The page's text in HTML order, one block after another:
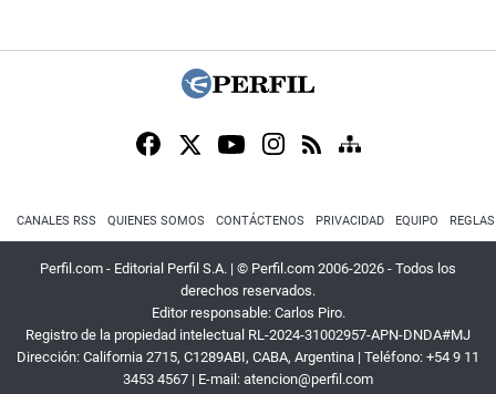
CANALES RSS QUIENES SOMOS CONTÁCTENOS PRIVACIDAD EQUIPO
Perfil.com - Editorial Perfil S.A. | © Perfil.com 2006-2026 - Todos los
derechos reservados.
Editor responsable: Carlos Piro.
Registro de la propiedad intelectual RL-2024-31002957-APN-DNDA#MJ
Dirección: California 2715, C1289ABI, CABA, Argentina | Teléfono: +54 9 11
3453 4567 | E-mail: atencion@perfil.com